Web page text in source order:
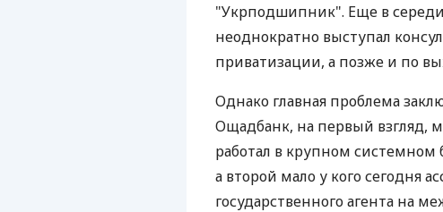
"Укрподшипник". Еще в
неоднократно выступал
приватизации, а позже и по
Однако главная проблема
Ощадбанк, на первый взгляд,
работал в крупном системном
а второй мало у кого сегодня
государственного агента на